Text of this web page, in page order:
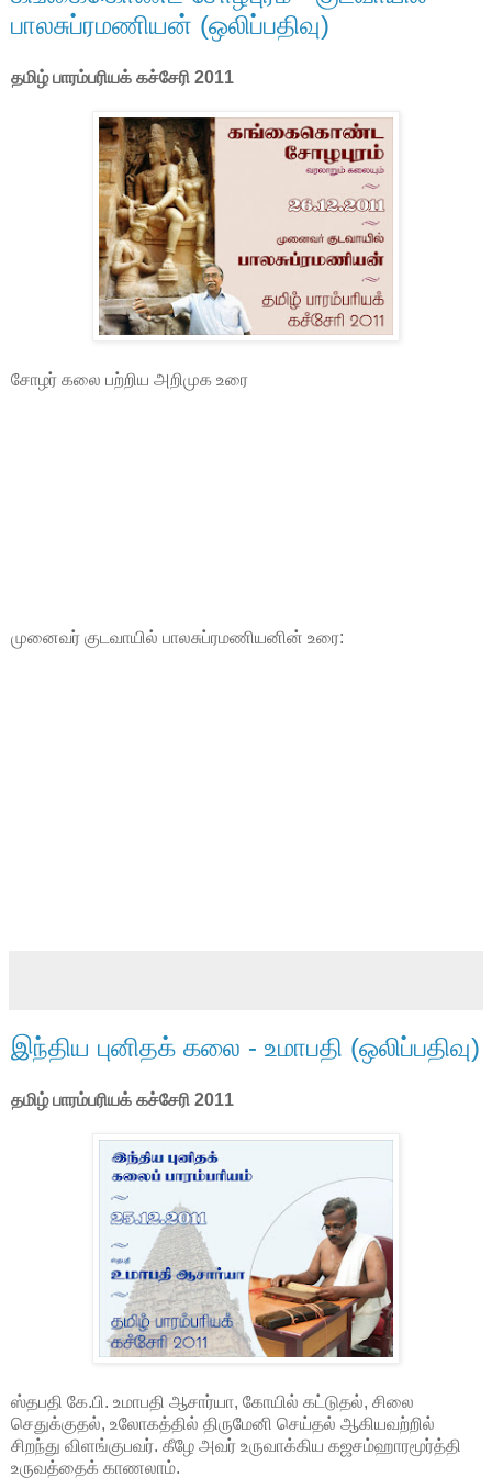
பாலசுப்ரமணியன் (ஒலிப்பதிவு)
தமிழ் பாரம்பரியக் கச்சேரி 2011
சோழர் கலை பற்றிய அறிமுக உரை
முனைவர் குடவாயில் பாலசுப்ரமணியனின் உரை:
இந்திய புனிதக் கலை - உமாபதி (ஒலிப்பதிவு)
தமிழ் பாரம்பரியக் கச்சேரி 2011
ஸ்தபதி கே.பி. உமாபதி ஆசார்யா, கோயில் கட்டுதல், சிலை
செதுக்குதல், உலோகத்தில் திருமேனி செய்தல் ஆகியவற்றில்
சிறந்து விளங்குபவர். கீழே அவர் உருவாக்கிய கஜசம்ஹாரமூர்த்தி
உருவத்தைக் காணலாம்.